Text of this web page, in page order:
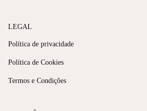
LEGAL
Política de privacidade
Política de Cookies
Termos e Condições